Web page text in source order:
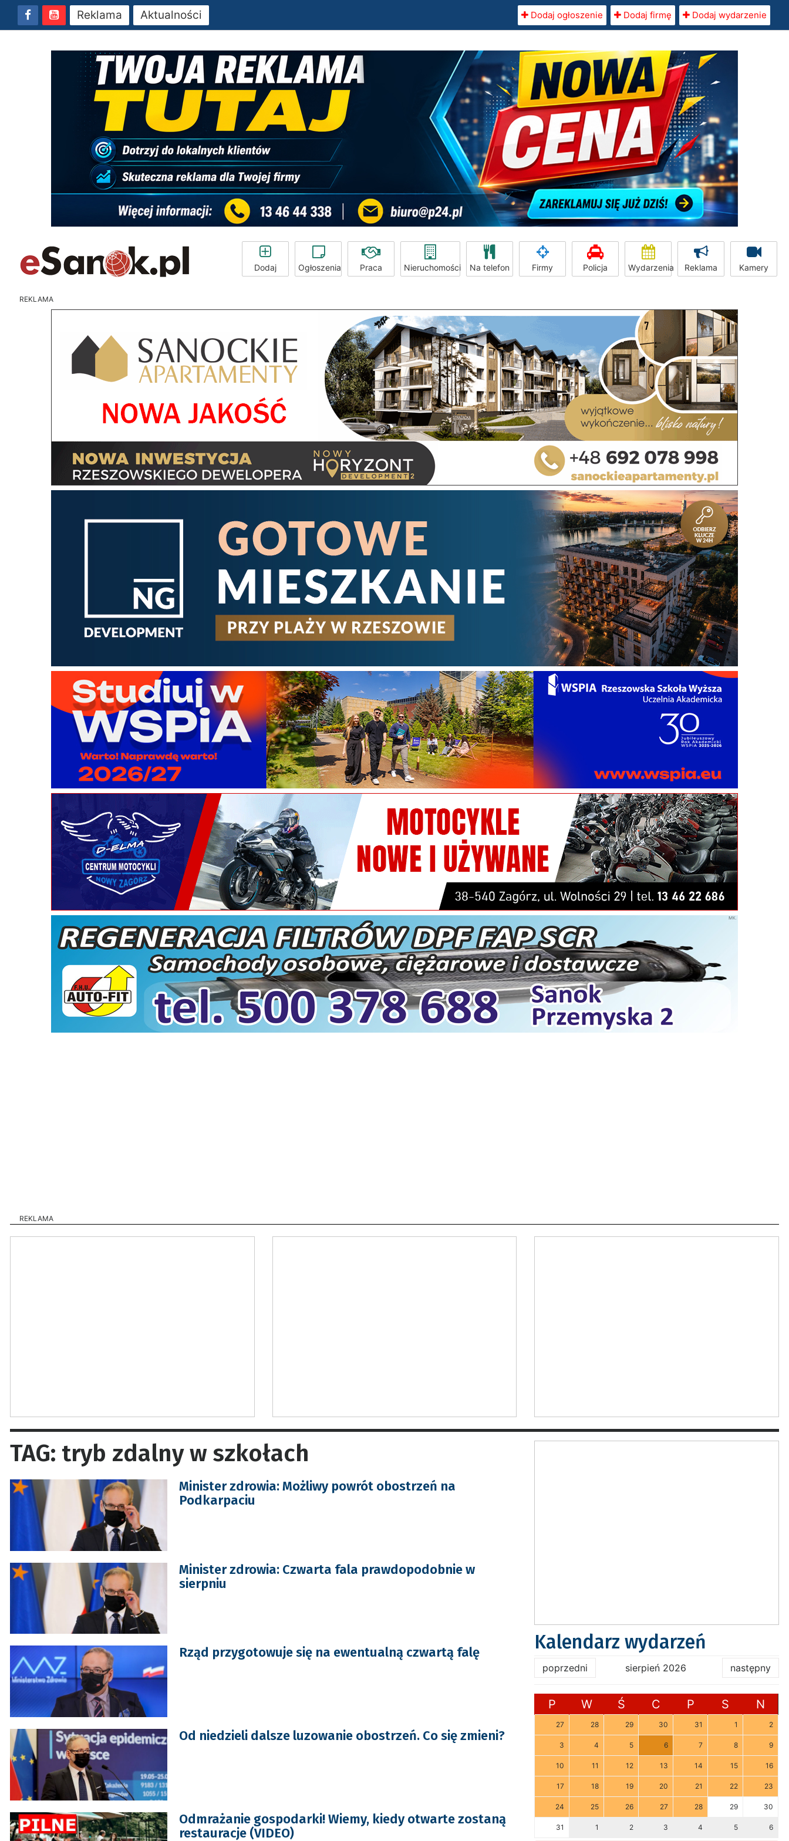
Reklama Aktualności Dodaj ogłoszenie Dodaj firmę Dodaj wydarzenie
Dodaj Ogłoszenia Praca Nieruchomości Na telefon Firmy Policja Wydarzenia Reklama Kamery
REKLAMA
REKLAMA
TAG: tryb zdalny w szkołach
Minister zdrowia: Możliwy powrót obostrzeń na
Podkarpaciu
Minister zdrowia: Czwarta fala prawdopodobnie w
sierpniu
Rząd przygotowuje się na ewentualną czwartą falę
Od niedzieli dalsze luzowanie obostrzeń. Co się zmieni?
Odmrażanie gospodarki! Wiemy, kiedy otwarte zostaną
restauracje (VIDEO)
Kalendarz wydarzeń
poprzedni sierpień 2026 następny
P W Ś C P S N
27 28 29 30 31 1 2
3 4 5 6 7 8 9
10 11 12 13 14 15 16
17 18 19 20 21 22 23
24 25 26 27 28 29 30
31 1 2 3 4 5 6